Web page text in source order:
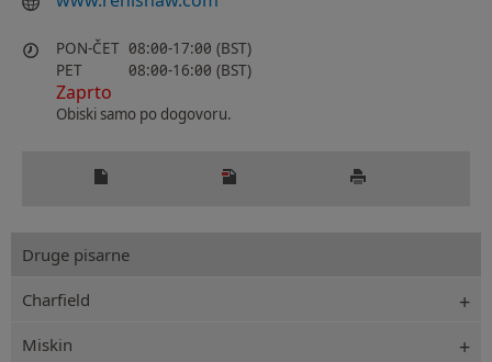
PON-ČET 08:00-17:00 (BST)
PET
08:00-16:00 (BST)
Zaprto
Obiski samo po dogovoru.
Druge pisarne
Charfield
Miskin